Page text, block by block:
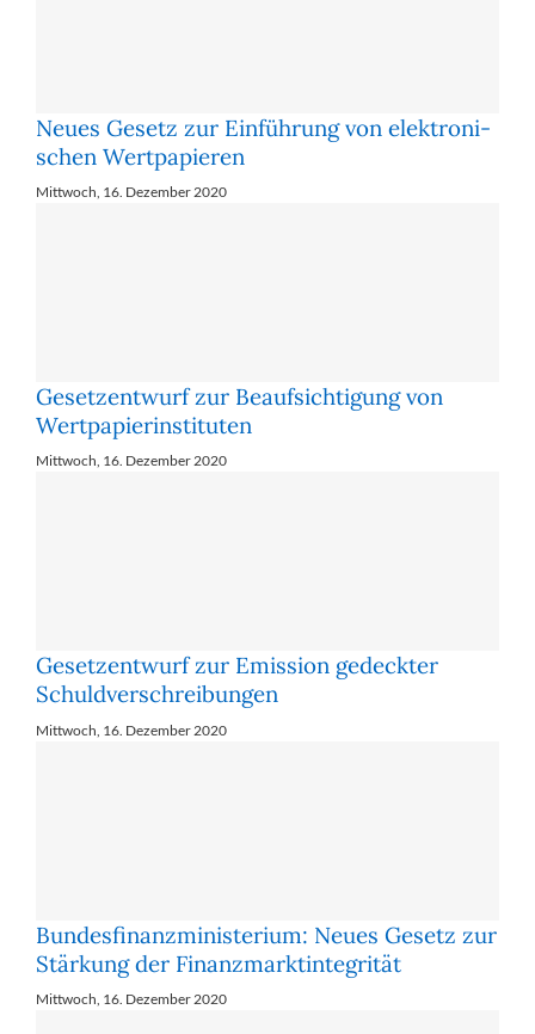
Neues Ge­setz zur Ein­füh­rung von elek­tro­ni­
schen Wert­pa­pie­ren
Mittwoch, 16. Dezember 2020
Ge­setz­ent­wurf zur Be­auf­sich­ti­gung von
Wert­pa­pier­in­sti­tu­ten
Mittwoch, 16. Dezember 2020
Ge­setz­ent­wurf zur Emis­si­on ge­deck­ter
Schuld­ver­schrei­bun­gen
Mittwoch, 16. Dezember 2020
Bundesfinanzministerium: Neues Gesetz zur
Stärkung der Finanzmarktintegrität
Mittwoch, 16. Dezember 2020